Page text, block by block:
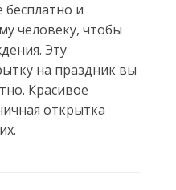
бесплатно и
человеку, чтобы
Эту
на праздник вы
Красивое
открытка